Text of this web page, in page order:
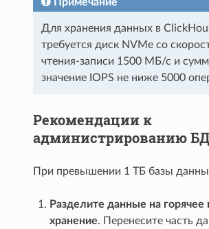
Для хранения данных в
требуется диск NVMe со
чтения-записи 1500 МБ/с и
значение IOPS не ниже 5000
Рекомендации к
администрированию БД
При превышении 1 ТБ базы
Разделите данные на горячее
хранение. Перенесите часть